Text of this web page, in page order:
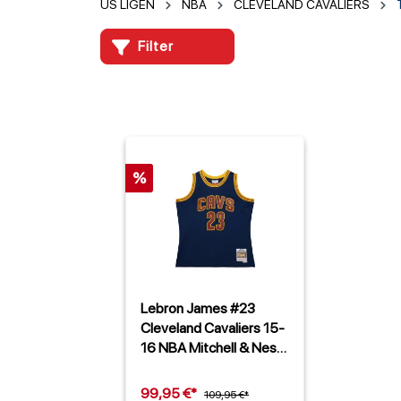
US LIGEN NBA CLEVELAND CAVALIERS
Filter
%
Lebron James #23
Cleveland Cavaliers 15-
16 NBA Mitchell & Ness
99,95 €* 109,95 €*